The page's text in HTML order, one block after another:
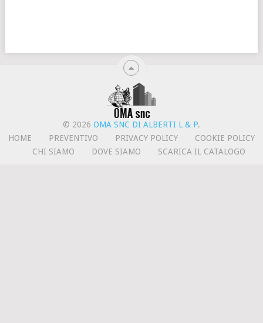
© 2026 OMA SNC DI ALBERTI L & P.
HOME
PREVENTIVO PRIVACY POLICY
COOKIE POLICY
CHI SIAMO
DOVE SIAMO SCARICA IL CATALOGO